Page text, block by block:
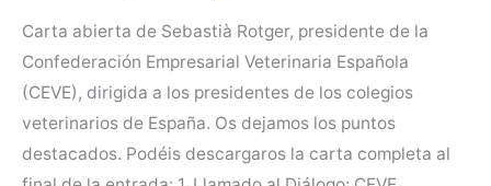
Carta abierta de Sebastià Rotger, presidente de la
Confederación Empresarial Veterinaria Española
(CEVE), dirigida a los presidentes de los colegios
veterinarios de España. Os dejamos los puntos
destacados. Podéis descargaros la carta completa al